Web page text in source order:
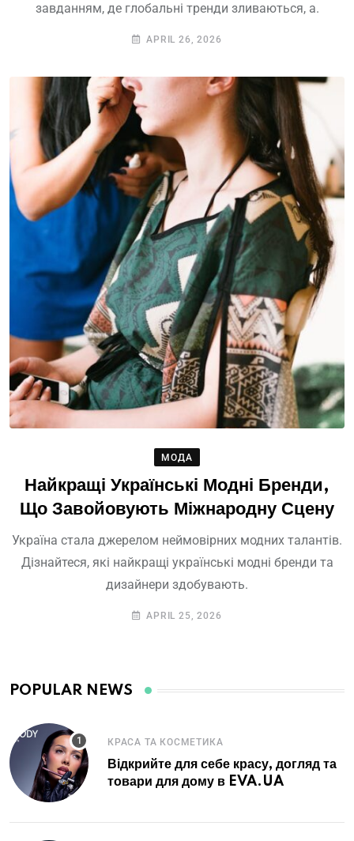
завданням, де глобальні тренди зливаються, а.
APRIL 26, 2026
МОДА
Найкращі Українські Модні Бренди,
Що Завойовують Міжнародну Сцену
Україна стала джерелом неймовірних модних талантів.
Дізнайтеся, які найкращі українські модні бренди та
дизайнери здобувають.
APRIL 25, 2026
КРАСА ТА КОСМЕТИКА
Відкрийте для себе красу, догляд та
товари для дому в EVA.UA